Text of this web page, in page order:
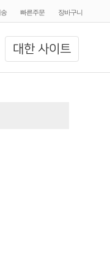
빠른주문 장바구니
대한 사이트